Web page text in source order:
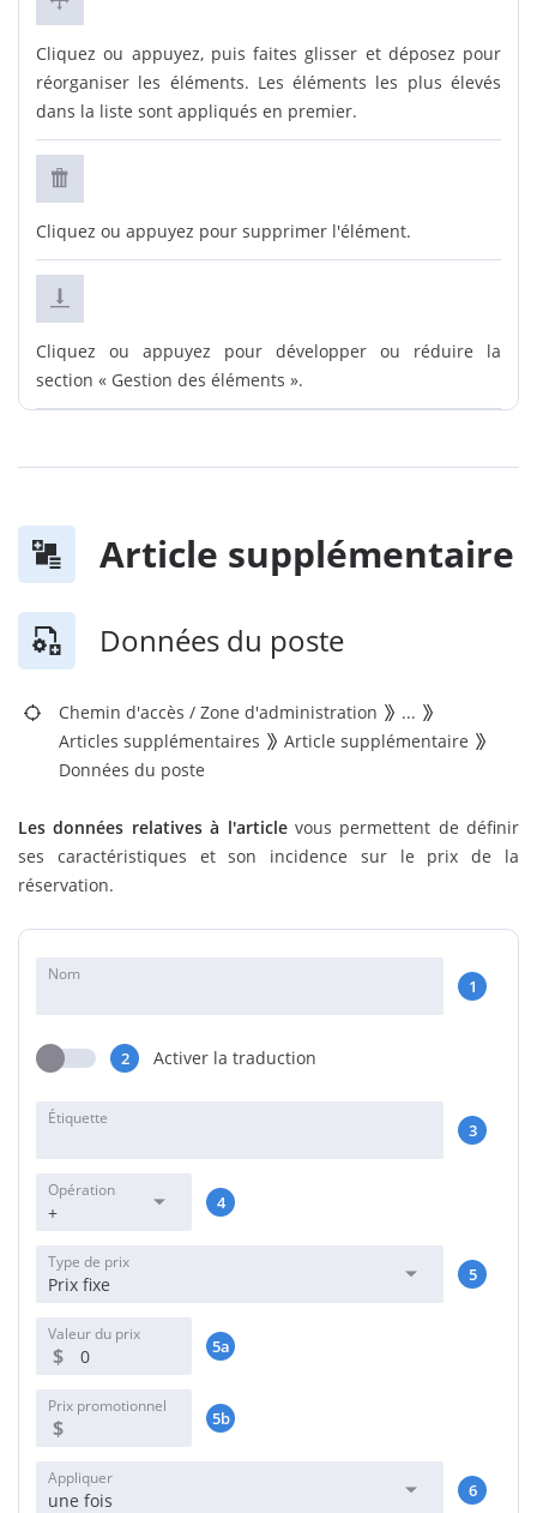
Cliquez ou appuyez, puis faites glisser et déposez pour
réorganiser les éléments. Les éléments les plus élevés
dans la liste sont appliqués en premier.
Cliquez ou appuyez pour supprimer l'élément.
Cliquez ou appuyez pour développer ou réduire la
section « Gestion des éléments ».
Article supplémentaire
Données du poste
Chemin d'accès / Zone d'administration
...
Articles supplémentaires
Article supplémentaire
Données du poste
Les données relatives à l'articlevous permettent de définir
ses caractéristiques et son incidence sur le prix de la
réservation.
Nom
1
2 Activer la traduction
Étiquette
3
Opération
+ 4
Type de prix
Prix fixe 5
Valeur du prix
$ 5a
Prix promotionnel
$ 5b
Appliquer
une fois 6